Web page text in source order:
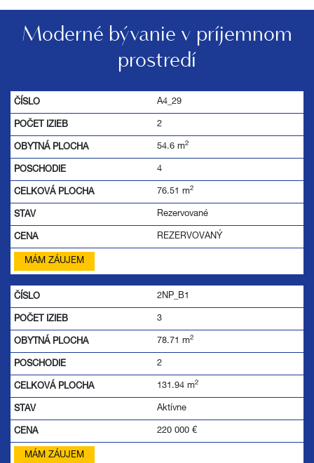
Moderné bývanie v príjemnom
prostredí
A4_29
2
54.6 m2
4
76.51 m2
Rezervované
REZERVOVANÝ
MÁM ZÁUJEM
2NP_B1
3
78.71 m2
2
131.94 m2
Aktívne
220 000 €
MÁM ZÁUJEM